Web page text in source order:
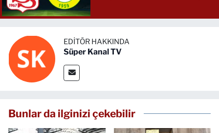
EDITÖR HAKKINDA
Süper Kanal TV
Bunlar da ilginizi çekebilir